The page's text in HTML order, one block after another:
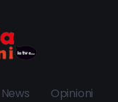
News Opinioni